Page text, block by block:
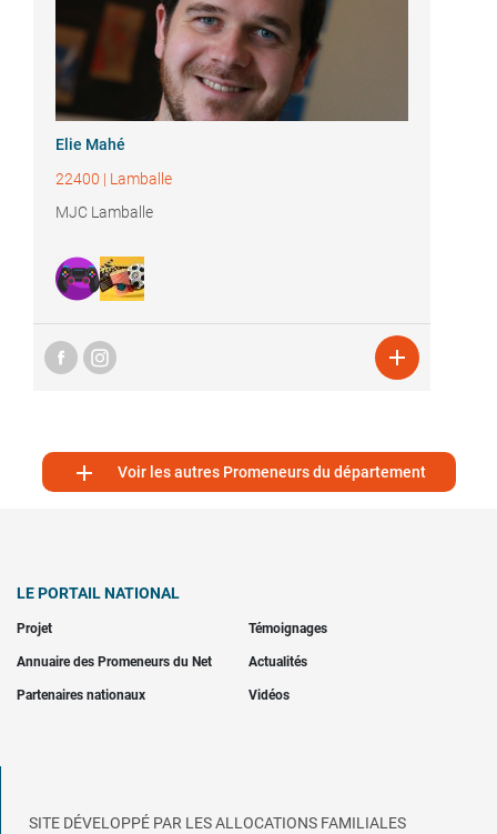
Elie Mahé
22400 | Lamballe
MJC Lamballe

 Voir les autres Promeneurs du département
LE PORTAIL NATIONAL
Projet Témoignages
Annuaire des Promeneurs du Net Actualités
Partenaires nationaux Vidéos
SITE DÉVELOPPÉ PAR LES ALLOCATIONS FAMILIALES